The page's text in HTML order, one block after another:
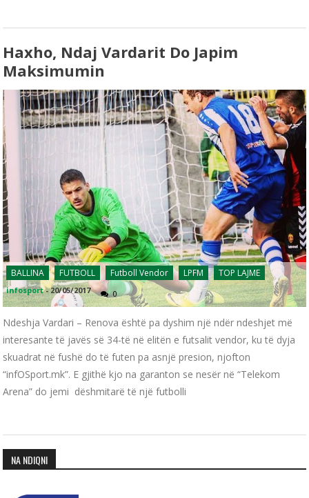
Haxho, Ndaj Vardarit Do Japim
Maksimumin
BALLINA FUTBOLL Futboll Vendor LPFM TOP LAJME
infosport -20/05/2017 0
Ndeshja Vardari – Renova është pa dyshim një ndër ndeshjet më
interesante të javës së 34-të në elitën e futsalit vendor, ku të dyja
skuadrat në fushë do të futen pa asnjë presion, njofton
“infOSport.mk”. E gjithë kjo na garanton se nesër në “Telekom
Arena” do jemi dëshmitarë të një futbolli
NA NDIQNI